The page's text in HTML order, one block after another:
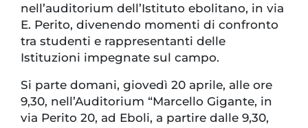
nell’auditorium dell’Istituto ebolitano, in via
E. Perito, divenendo momenti di confronto
tra studenti e rappresentanti delle
Istituzioni impegnate sul campo.
Si parte domani, giovedì 20 aprile, alle ore
9,30, nell’Auditorium “Marcello Gigante, in
via Perito 20, ad Eboli, a partire dalle 9,30,